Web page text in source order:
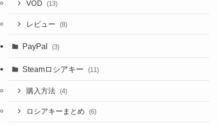
VOD (13)
レビュー (8)
PayPal (3)
Steamロシアキー (11)
購入方法 (4)
ロシアキーまとめ (6)